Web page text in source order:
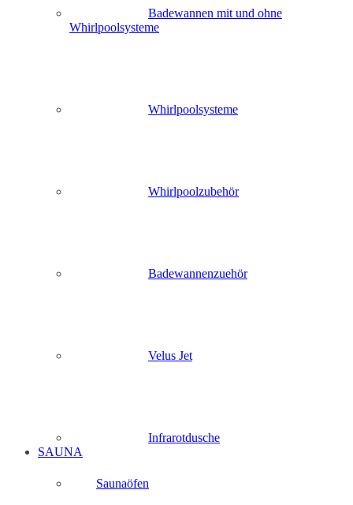
Badewannen mit und ohne
Whirlpoolsysteme
Whirlpoolsysteme
Whirlpoolzubehör
Badewannenzuehör
Velus Jet
Infrarotdusche
SAUNA
Saunaöfen